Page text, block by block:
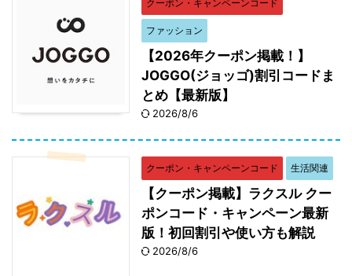
クーポン・キャンペーンコード
ファッション
【2026年クーポン掲載！】
JOGGO(ジョッゴ)割引コードま
とめ【最新版】
2026/8/6
クーポン・キャンペーンコード 生活関連
【クーポン掲載】ラクスル クー
ポンコード・キャンペーン最新
版！初回割引や使い方も解説
2026/8/6